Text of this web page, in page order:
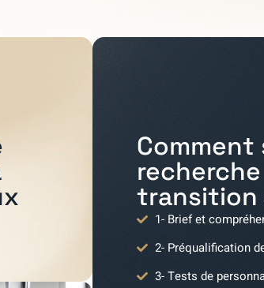
Comment
transition
1- Brief et
2- Préqualification
3- Tests de